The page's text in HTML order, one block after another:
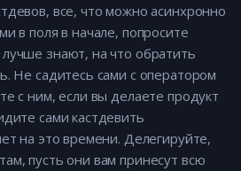
все, что можно асинхронно
в поля в начале, попросите
знают, на что обратить
Не садитесь сами с оператором
с ним, если вы делаете продукт
сами кастдевить
на это времени. Делегируйте,
пусть они вам принесут всю